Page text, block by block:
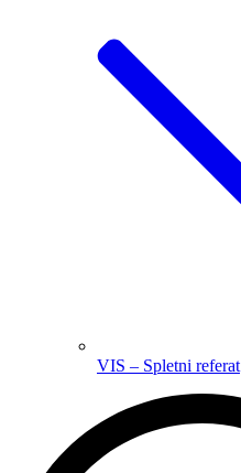
VIS – Spletni referat